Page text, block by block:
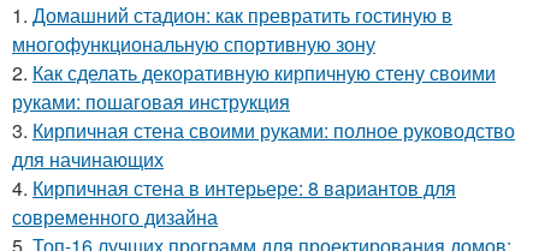
1. Домашний стадион: как превратить гостиную в
многофункциональную спортивную зону
2. Как сделать декоративную кирпичную стену своими
руками: пошаговая инструкция
3. Кирпичная стена своими руками: полное руководство
для начинающих
4. Кирпичная стена в интерьере: 8 вариантов для
современного дизайна